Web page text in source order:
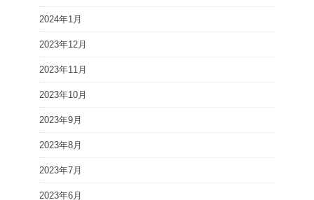
2024年1月
2023年12月
2023年11月
2023年10月
2023年9月
2023年8月
2023年7月
2023年6月